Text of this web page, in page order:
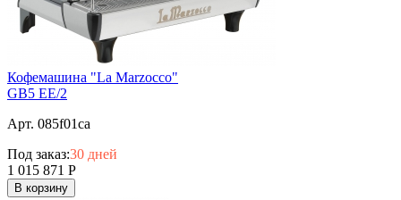
Кофемашина "La Marzocco"
GB5 EE/2
Арт. 085f01ca
Под заказ:30 дней
1 015 871 Р
В корзину